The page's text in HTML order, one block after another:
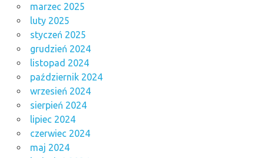
marzec 2025
luty 2025
styczeń 2025
grudzień 2024
listopad 2024
październik 2024
wrzesień 2024
sierpień 2024
lipiec 2024
czerwiec 2024
maj 2024